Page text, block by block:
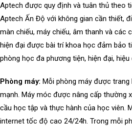
Aptech được quy định và tuân thủ theo
Aptech Ấn Độ với không gian cần thiết,
màn chiếu, máy chiếu, âm thanh và các
hiện đại được bài trí khoa học đảm bảo
phòng học đa phương tiện, hiện đại, hiệu
Phòng máy: Mỗi phòng máy được trang
mạnh. Máy móc được nâng cấp thường
cầu học tập và thực hành của học viên.
internet tốc độ cao 24/24h. Trong mỗi